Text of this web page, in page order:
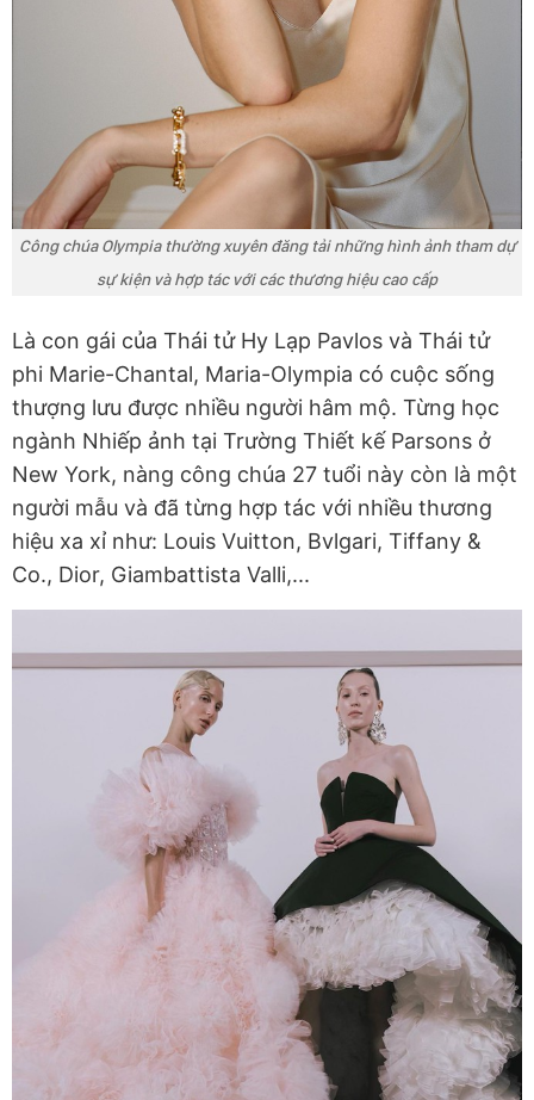
Công chúa Olympia thường xuyên đăng tải những hình ảnh tham dự
sự kiện và hợp tác với các thương hiệu cao cấp
Là con gái của Thái tử Hy Lạp Pavlos và Thái tử
phi Marie-Chantal, Maria-Olympia có cuộc sống
thượng lưu được nhiều người hâm mộ. Từng học
ngành Nhiếp ảnh tại Trường Thiết kế Parsons ở
New York, nàng công chúa 27 tuổi này còn là một
người mẫu và đã từng hợp tác với nhiều thương
hiệu xa xỉ như: Louis Vuitton, Bvlgari, Tiffany &
Co., Dior, Giambattista Valli,...